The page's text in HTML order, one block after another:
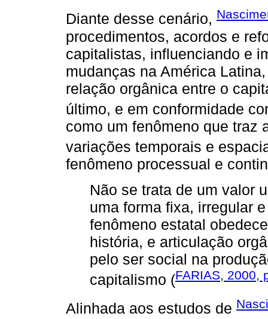
Diante desse cenário,
procedimentos, acordos e
capitalistas, influenciando e
mudanças na América
relação orgânica entre o
último, e em conformidade
como um fenômeno que traz
variações temporais e
fenômeno processual e
Não se trata de um valor
uma forma fixa, irregular
fenômeno estatal
história, e articulação
pelo ser social na
capitalismo (FARIAS, 2000,
Alinhada aos estudos de